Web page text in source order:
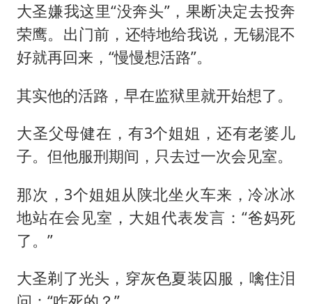
大圣嫌我这里“没奔头”，果断决定去投奔
荣鹰。出门前，还特地给我说，无锡混不
好就再回来，“慢慢想活路”。
其实他的活路，早在监狱里就开始想了。
大圣父母健在，有3个姐姐，还有老婆儿
子。但他服刑期间，只去过一次会见室。
那次，3个姐姐从陕北坐火车来，冷冰冰
地站在会见室，大姐代表发言：“爸妈死
了。”
大圣剃了光头，穿灰色夏装囚服，噙住泪